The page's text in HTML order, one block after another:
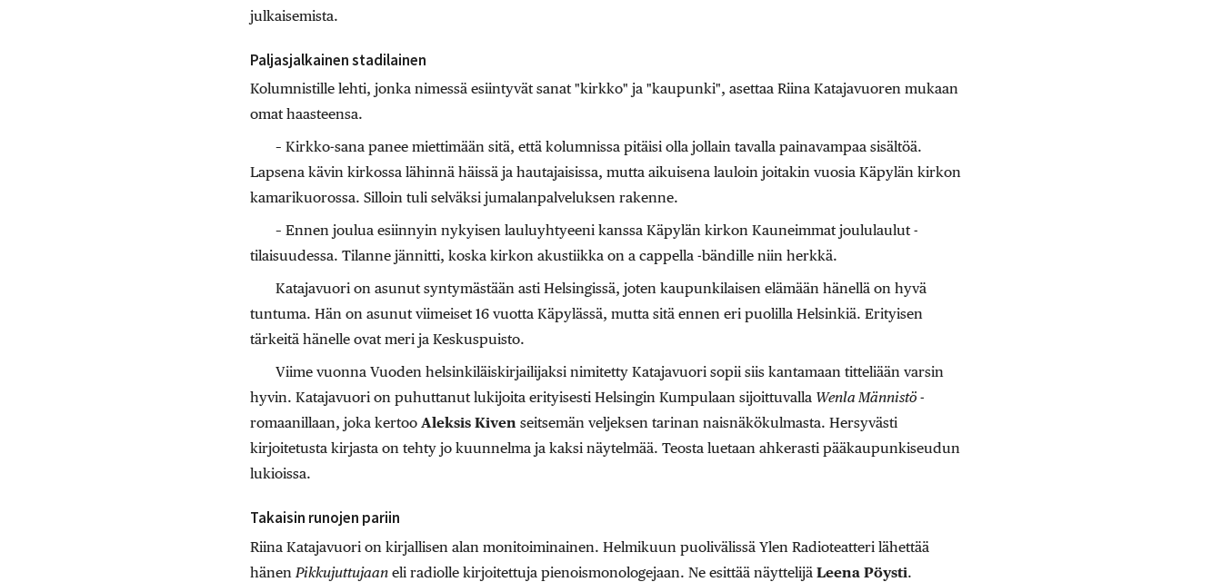
julkaisemista.
Paljasjalkainen stadilainen
Kolumnistille lehti, jonka nimessä esiintyvät sanat "kirkko" ja "kaupunki", asettaa Riina Katajavuoren mukaan
omat haasteensa.
– Kirkko-sana panee miettimään sitä, että kolumnissa pitäisi olla jollain tavalla painavampaa sisältöä.
Lapsena kävin kirkossa lähinnä häissä ja hautajaisissa, mutta aikuisena lauloin joitakin vuosia Käpylän kirkon
kamarikuorossa. Silloin tuli selväksi jumalanpalveluksen rakenne.
– Ennen joulua esiinnyin nykyisen lauluyhtyeeni kanssa Käpylän kirkon Kauneimmat joululaulut -
tilaisuudessa. Tilanne jännitti, koska kirkon akustiikka on a cappella -bändille niin herkkä.
Katajavuori on asunut syntymästään asti Helsingissä, joten kaupunkilaisen elämään hänellä on hyvä
tuntuma. Hän on asunut viimeiset 16 vuotta Käpylässä, mutta sitä ennen eri puolilla Helsinkiä. Erityisen
tärkeitä hänelle ovat meri ja Keskuspuisto.
Viime vuonna Vuoden helsinkiläiskirjailijaksi nimitetty Katajavuori sopii siis kantamaan titteliään varsin
hyvin. Katajavuori on puhuttanut lukijoita erityisesti Helsingin Kumpulaan sijoittuvalla Wenla Männistö-
romaanillaan, joka kertoo Aleksis Kivenseitsemän veljeksen tarinan naisnäkökulmasta. Hersyvästi
kirjoitetusta kirjasta on tehty jo kuunnelma ja kaksi näytelmää. Teosta luetaan ahkerasti pääkaupunkiseudun
lukioissa.
Takaisin runojen pariin
Riina Katajavuori on kirjallisen alan monitoiminainen. Helmikuun puolivälissä Ylen Radioteatteri lähettää
hänen Pikkujuttujaaneli radiolle kirjoitettuja pienoismonologejaan. Ne esittää näyttelijä Leena Pöysti.